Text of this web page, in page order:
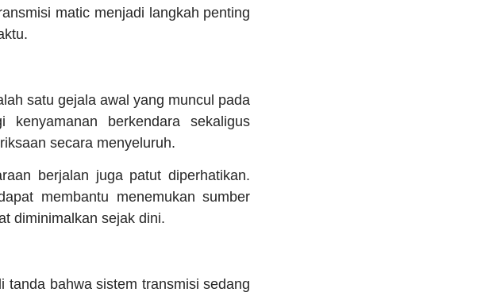
matic menjadi langkah penting
satu gejala awal yang muncul pada
kenyamanan berkendara sekaligus
secara menyeluruh.
berjalan juga patut diperhatikan.
membantu menemukan sumber
diminimalkan sejak dini.
bahwa sistem transmisi sedang